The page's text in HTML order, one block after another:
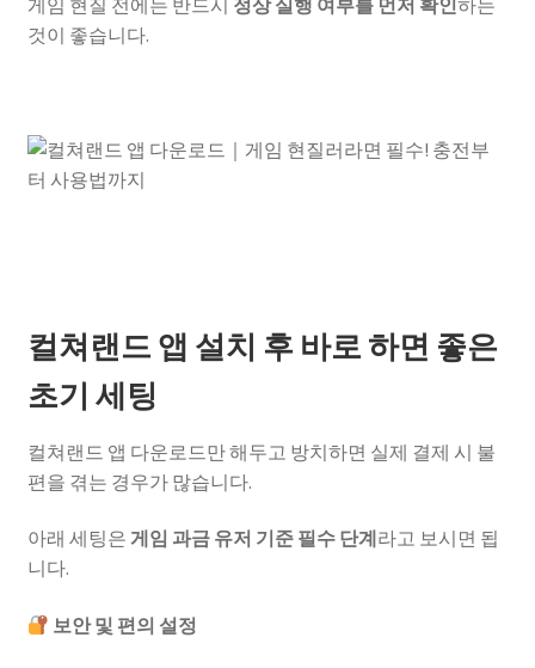
게임 현질 전에는 반드시 정상 실행 여부를 먼저 확인하는
것이 좋습니다.
컬쳐랜드 앱 설치 후 바로 하면 좋은
초기 세팅
컬쳐랜드 앱 다운로드만 해두고 방치하면 실제 결제 시 불
편을 겪는 경우가 많습니다.
아래 세팅은 게임 과금 유저 기준 필수 단계라고 보시면 됩
니다.
보안 및 편의 설정